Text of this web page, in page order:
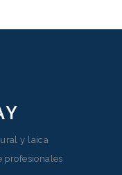
y laica
profesionales